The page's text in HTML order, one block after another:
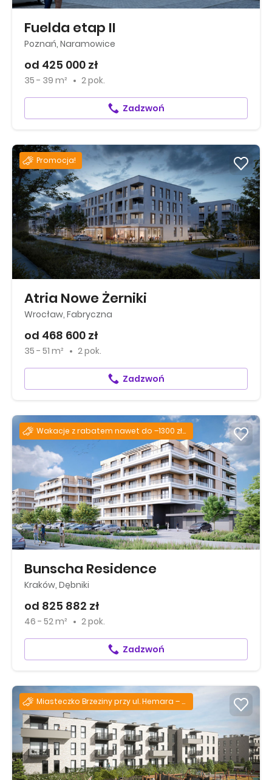
Fuelda etap II
Poznań, Naramowice
od 425 000 zł
35 - 39 m² 2 pok.
Zadzwoń
Promocja!
Atria Nowe Żerniki
Wrocław, Fabryczna
od 468 600 zł
35 - 51 m² 2 pok.
Zadzwoń
Wakacje z rabatem nawet do –1300 zł za każdy m²!
Bunscha Residence
Kraków, Dębniki
od 825 882 zł
46 - 52 m² 2 pok.
Zadzwoń
Miasteczko Brzeziny przy ul. Hemara – już gotowe!